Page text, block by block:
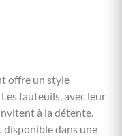
offre un style
fauteuils, avec leur
à la détente.
disponible dans une